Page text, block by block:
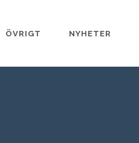
ÖVRIGT NYHETER